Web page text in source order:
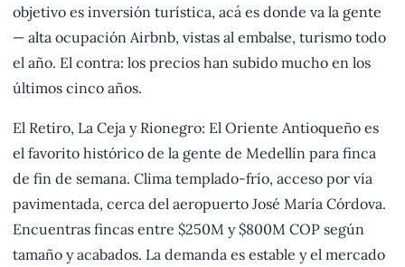
objetivo es inversión turística, acá es donde va la gente
— alta ocupación Airbnb, vistas al embalse, turismo todo
el año. El contra: los precios han subido mucho en los
últimos cinco años.
El Retiro, La Ceja y Rionegro: El Oriente Antioqueño es
el favorito histórico de la gente de Medellín para finca
de fin de semana. Clima templado-frío, acceso por vía
pavimentada, cerca del aeropuerto José María Córdova.
Encuentras fincas entre $250M y $800M COP según
tamaño y acabados. La demanda es estable y el mercado